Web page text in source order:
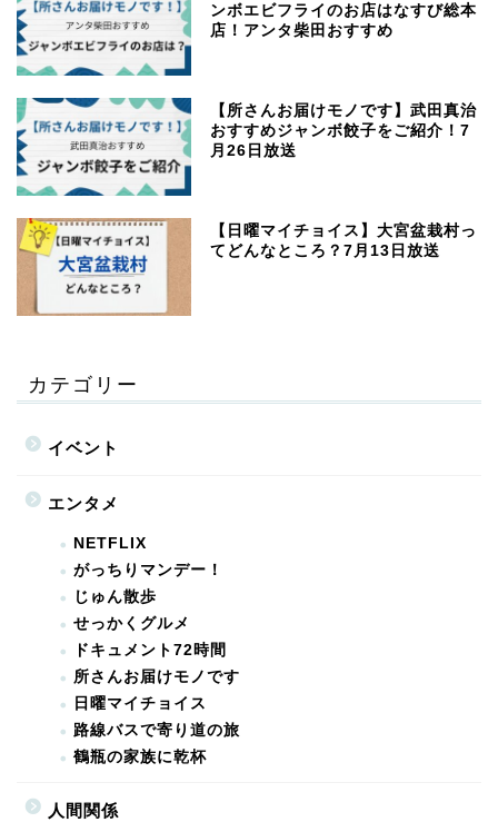
ンボエビフライのお店はなすび総本
店！アンタ柴田おすすめ
【所さんお届けモノです】武田真治
おすすめジャンボ餃子をご紹介！7
月26日放送
【日曜マイチョイス】大宮盆栽村っ
てどんなところ？7月13日放送
カテゴリー
イベント
エンタメ
NETFLIX
がっちりマンデー！
じゅん散歩
せっかくグルメ
ドキュメント72時間
所さんお届けモノです
日曜マイチョイス
路線バスで寄り道の旅
鶴瓶の家族に乾杯
人間関係